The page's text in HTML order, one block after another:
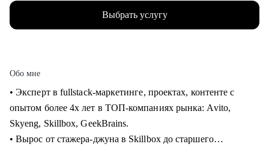
Выбрать услугу
Обо мне
• Эксперт в fullstack-маркетинге, проектах, контенте с
опытом более 4х лет в ТОП-компаниях рынка: Avito,
Skyeng, Skillbox, GeekBrains.
• Вырос от стажера-джуна в Skillbox до старшего